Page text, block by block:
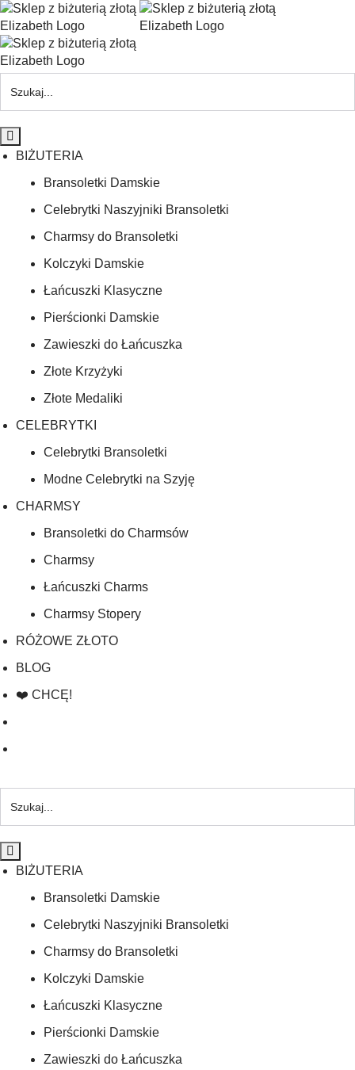
BIŻUTERIA
Bransoletki Damskie
Celebrytki Naszyjniki Bransoletki
Charmsy do Bransoletki
Kolczyki Damskie
Łańcuszki Klasyczne
Pierścionki Damskie
Zawieszki do Łańcuszka
Złote Krzyżyki
Złote Medaliki
CELEBRYTKI
Celebrytki Bransoletki
Modne Celebrytki na Szyję
CHARMSY
Bransoletki do Charmsów
Charmsy
Łańcuszki Charms
Charmsy Stopery
RÓŻOWE ZŁOTO
BLOG
❤️ CHCĘ!
BIŻUTERIA
Bransoletki Damskie
Celebrytki Naszyjniki Bransoletki
Charmsy do Bransoletki
Kolczyki Damskie
Łańcuszki Klasyczne
Pierścionki Damskie
Zawieszki do Łańcuszka